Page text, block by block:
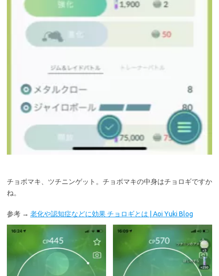
チョボマキ、ツチニンゲット。チョボマキの中身はチョロギですか
ね。
参考 → 老化や認知症などに効果 チョロギとは | Aoi Yuki Blog